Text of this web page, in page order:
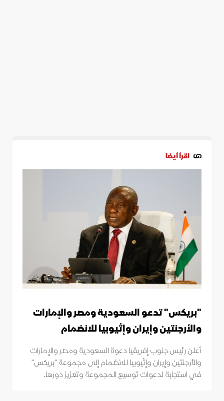
اقرأ أيضاً
"بريكس" تدعو السعودية ومصر والإمارات
والأرجنتين وإيران وإثيوبيا للانضمام
أعلن رئيس جنوب إفريقيا دعوة السعودية ومصر والإمارات
والأرجنتين وإيران وإثيوبيا للانضمام إلى مجموعة "بريكس"
في استجابة لدعوات توسيع المجموعة وتعزيز دورها.